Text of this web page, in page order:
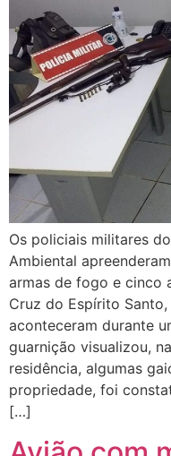
Os policiais militares
Ambiental
armas de fogo e cinco
Cruz do Espírito
aconteceram durante
guarnição visualizou,
residência, algumas
propriedade, foi
[…]